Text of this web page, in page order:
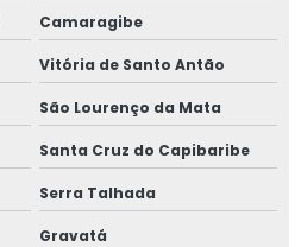
Camaragibe
Vitória de Santo Antão
São Lourenço da Mata
Santa Cruz do Capibaribe
Serra Talhada
Gravatá